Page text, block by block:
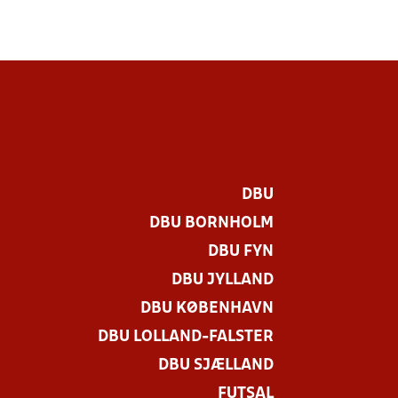
DBU
DBU BORNHOLM
DBU FYN
DBU JYLLAND
DBU KØBENHAVN
DBU LOLLAND-FALSTER
DBU SJÆLLAND
FUTSAL